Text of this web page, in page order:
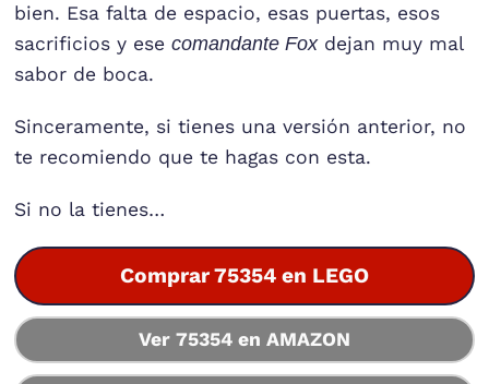
bien. Esa falta de espacio, esas puertas, esos
sacrificios y esecomandante Foxdejan muy mal
sabor de boca.
Sinceramente, si tienes una versión anterior, no
te recomiendo que te hagas con esta.
Si no la tienes…
Comprar 75354 en LEGO
Ver 75354 en AMAZON